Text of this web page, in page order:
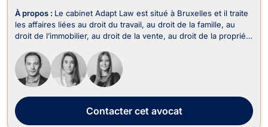
À propos : Le cabinet Adapt Law est situé à Bruxelles et il traite
les affaires liées au droit du travail, au droit de la famille, au
droit de l’immobilier, au droit de la vente, au droit de la propriété
concurrence, au droit des sociétés, au droit du crédit et de la
consommat...
Contactercet avocat